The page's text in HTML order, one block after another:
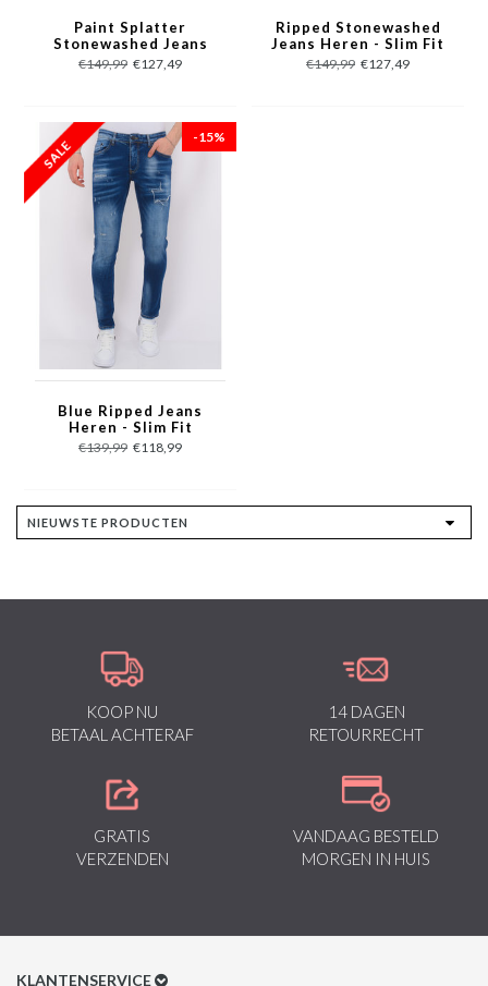
Paint Splatter
Stonewashed Jeans
Mens - Slim Fit -1079-
Blauw
€149,99 €127,49
Ripped Stonewashed
Jeans Heren - Slim Fit
-1073- Blauw
€149,99 €127,49
-15%
Blue Ripped Jeans
Heren - Slim Fit
-1081- Blauw
€139,99 €118,99
KOOP NU
BETAAL ACHTERAF
14 DAGEN
RETOURRECHT
GRATIS
VERZENDEN
VANDAAG BESTELD
MORGEN IN HUIS
KLANTENSERVICE